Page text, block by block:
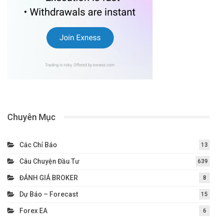
Chuyên Mục
Các Chỉ Báo 13
Câu Chuyện Đầu Tư 639
ĐÁNH GIÁ BROKER 8
Dự Báo – Forecast 15
Forex EA 6